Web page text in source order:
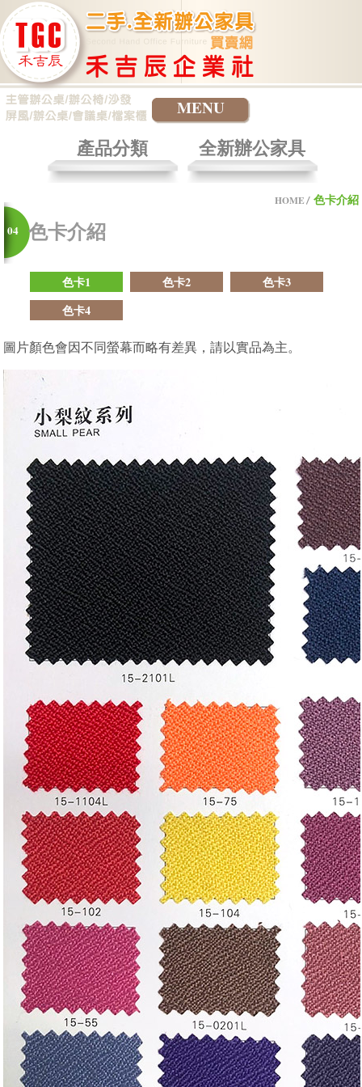
MENU
產品分類 全新辦公家具
HOME 色卡介紹
04 色卡介紹
色卡1 色卡2
色卡3
色卡4
圖片顏色會因不同螢幕而略有差異，請以實品為主。